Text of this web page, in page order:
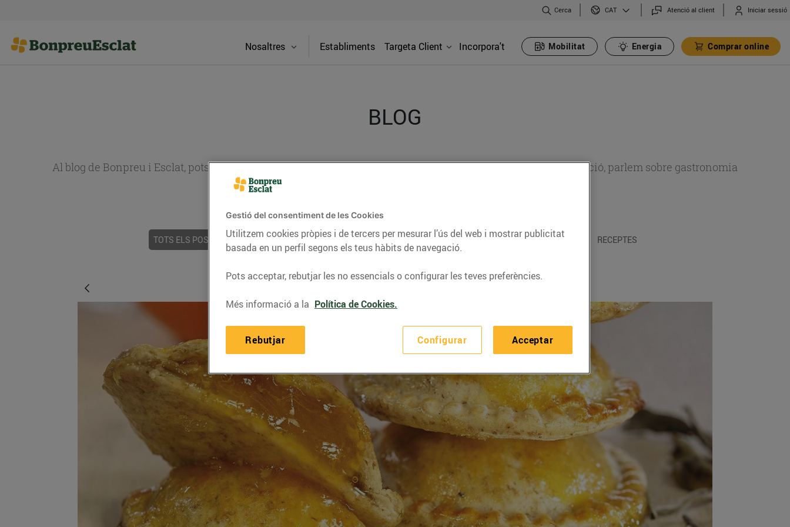
Cerca CAT Atenció al client Iniciar sessió
Nosaltres Establiments Targeta Client Incorpora't Mobilitat Energia Comprar online
BLOG
Al blog de Bonpreu i Esclat, pots trobar receptes, consells nutricionals, informació d’actualitat sobre alimentació, parlem sobre gastronomia
TOTS ELS POSTS ACTUALITAT CONSELLS I HÀBITS SALUDABLES ENERGIA GASTRONOMIA I TRADICIONS RECEPTES
Gestió del consentiment de les Cookies
Utilitzem cookies pròpies i de tercers per mesurar l’ús del web i mostrar publicitat
basada en un perfil segons els teus hàbits de navegació.
Pots acceptar, rebutjar les no essencials o configurar les teves preferències.
Més informació a la Política de Cookies.
Configurar
Rebutjar Acceptar